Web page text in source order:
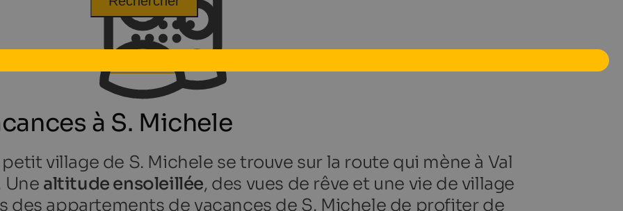
à S. Michele
petit village de S. Michele se trouve sur la route qui mène à Val
Une altitude ensoleillée, des vues de rêve et une vie de village
appartements de vacances de S. Michele de profiter de